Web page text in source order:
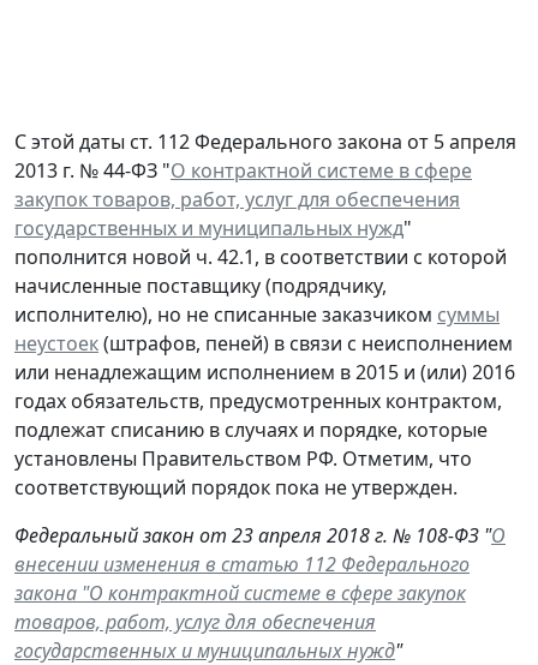
С этой даты ст. 112 Федерального закона от 5 апреля
2013 г. № 44-ФЗ "О контрактной системе в сфере
закупок товаров, работ, услуг для обеспечения
государственных и муниципальных нужд"
пополнится новой ч. 42.1, в соответствии с которой
начисленные поставщику (подрядчику,
исполнителю), но не списанные заказчиком суммы
неустоек(штрафов, пеней) в связи с неисполнением
или ненадлежащим исполнением в 2015 и (или) 2016
годах обязательств, предусмотренных контрактом,
подлежат списанию в случаях и порядке, которые
установлены Правительством РФ. Отметим, что
соответствующий порядок пока не утвержден.
Федеральный закон от 23 апреля 2018 г. № 108-ФЗ "О
внесении изменения в статью 112 Федерального
закона "О контрактной системе в сфере закупок
товаров, работ, услуг для обеспечения
государственных и муниципальных нужд"